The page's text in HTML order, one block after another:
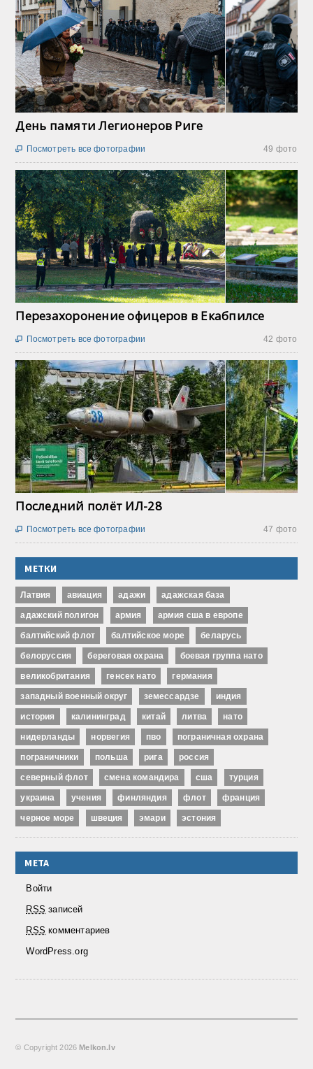
День памяти Легионеров Риге
49 фото
 Посмотреть все фотографии
Перезахоронение офицеров в Екабпилсе
42 фото
 Посмотреть все фотографии
Последний полёт ИЛ-28
47 фото
 Посмотреть все фотографии
МЕТКИ
Латвия авиация адажи адажская база
адажский полигон армия армия сша в европе
балтийский флот балтийское море беларусь
белоруссия береговая охрана боевая группа нато
великобритания генсек нато германия
западный военный округ земессардзе индия
история калининград китай литва нато
нидерланды норвегия пво пограничная охрана
пограничники польша рига россия
северный флот смена командира сша турция
украина учения финляндия флот франция
черное море швеция эмари эстония
МЕТА
Войти
RSS записей
RSS комментариев
WordPress.org
© Copyright 2026 Melkon.lv